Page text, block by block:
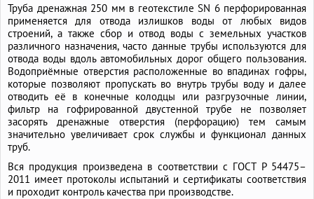
Труба дренажная 250 мм в геотекстиле SN 6 перфорированная
применяется для отвода излишков воды от любых видов
строений, а также сбор и отвод воды с земельных участков
различного назначения, часто данные трубы используются для
отвода воды вдоль автомобильных дорог общего пользования.
Водоприёмные отверстия расположенные во впадинах гофры,
которые позволяют пропускать во внутрь трубы воду и далее
отводить её в конечные колодцы или разгрузочные линии,
фильтр на гофрированной двустенной трубе не позволяет
засорять дренажные отверстия (перфорацию) тем самым
значительно увеличивает срок службы и функционал данных
труб.
Вся продукция произведена в соответствии с ГОСТ Р 54475–
2011 имеет протоколы испытаний и сертификаты соответствия
и проходит контроль качества при производстве.